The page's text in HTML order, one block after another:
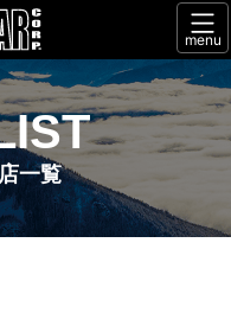
menu
一覧